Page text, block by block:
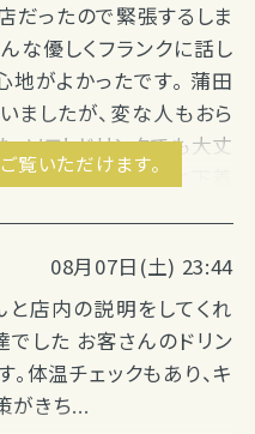
だったので緊張するしま
な優しくフランクに話し
地がよかったです。 蒲田
ましたが、変な人もおら
ソフトドリンクでも大丈
なり短めで座ると下着
覧いただけます。
08月07日(土) 23:44
と店内の説明をしてくれ
でした お客さんのドリン
体温チェックもあり、キ
がきち...